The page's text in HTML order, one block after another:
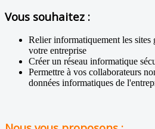
Vous souhaitez :
Relier informatiquement les sites
votre entreprise
Créer un réseau informatique
Permettre à vos collaborateurs
données informatiques de